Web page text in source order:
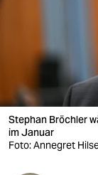
wahrheit
verlag
verlag
Stephan Bröchler
im Januar
Foto: Annegret